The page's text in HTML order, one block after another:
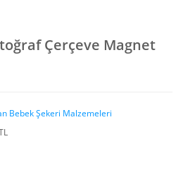
Çerçeve Magnet
Bebek Şekeri Malzemeleri